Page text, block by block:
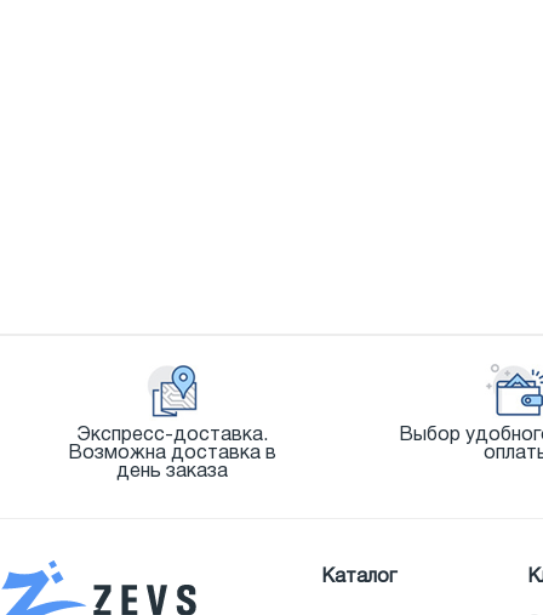
Экспресс-доставка.
Возможна доставка в
день заказа
Выбор
Каталог